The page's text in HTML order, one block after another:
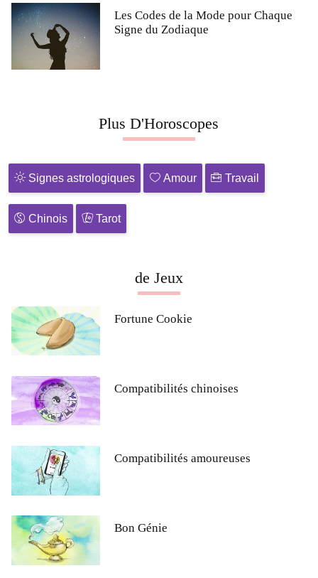
Les Codes de la Mode pour Chaque
Signe du Zodiaque
Plus D'Horoscopes
Signes astrologiques Amour Travail
Chinois Tarot
de Jeux
Fortune Cookie
Compatibilités chinoises
Compatibilités amoureuses
Bon Génie